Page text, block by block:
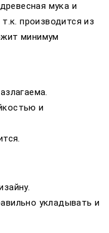
мука и
производится из
минимум
и
укладывать и